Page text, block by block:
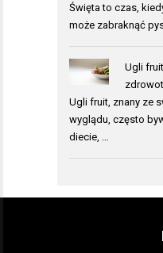
Święta to czas,
może zabraknąć
Ugli
Ugli fruit, znany ze
wyglądu, często
diecie, …